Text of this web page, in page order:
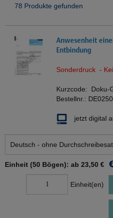
78 Produkte gefunden
Anwesenheit
Entbindung
Sonderdruck -
Kurzcode: Doku-
Bestellnr.:
jetzt digital
Einheit (50 Bögen): ab 23,50 €
Einheit(en)